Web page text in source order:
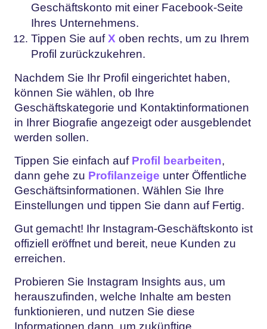
Geschäftskonto mit einer Facebook-Seite
Ihres Unternehmens.
Tippen Sie aufX oben rechts, um zu Ihrem
Profil zurückzukehren.
Nachdem Sie Ihr Profil eingerichtet haben,
können Sie wählen, ob Ihre
Geschäftskategorie und Kontaktinformationen
in Ihrer Biografie angezeigt oder ausgeblendet
werden sollen.
Tippen Sie einfach auf Profil bearbeiten,
dann gehe zu Profilanzeige unter Öffentliche
Geschäftsinformationen. Wählen Sie Ihre
Einstellungen und tippen Sie dann auf Fertig.
Gut gemacht! Ihr Instagram-Geschäftskonto ist
offiziell eröffnet und bereit, neue Kunden zu
erreichen.
Probieren Sie Instagram Insights aus, um
herauszufinden, welche Inhalte am besten
funktionieren, und nutzen Sie diese
Informationen dann, um zukünftige